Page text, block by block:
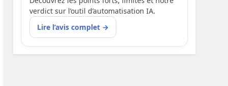
verdict sur l’outil d’automatisation IA.
Lire l’avis complet →